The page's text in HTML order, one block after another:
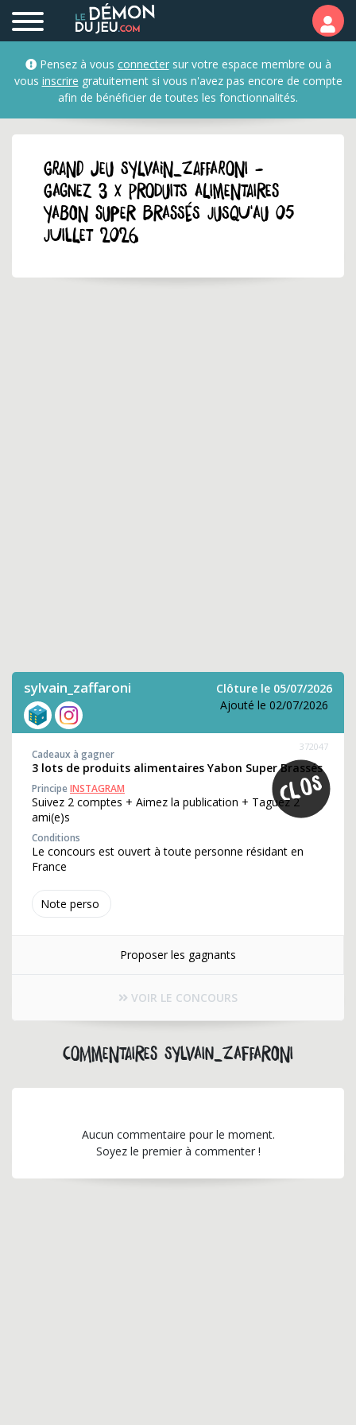
Pensez à vous connectersur votre espace membre ou à
vous inscrire gratuitement si vous n'avez pas encore de compte
afin de bénéficier de toutes les fonctionnalités.
GRAND JEU sylvain_zaffaroni -
Gagnez 3 x produits alimentaires
Yabon Super Brassés jusqu'au 05
juillet 2026
sylvain_zaffaroni
Clôture le 05/07/2026
Ajouté le 02/07/2026
Note perso
372047
Cadeaux à gagner
3 lots de produits alimentaires Yabon Super Brassés
PrincipeINSTAGRAM
Suivez 2 comptes + Aimez la publication + Taguez 2
ami(e)s
Conditions
Le concours est ouvert à toute personne résidant en
France
Proposer les gagnants
VOIR LE CONCOURS
Commentaires sylvain_zaffaroni
Aucun commentaire pour le moment.
Soyez le premier à commenter !